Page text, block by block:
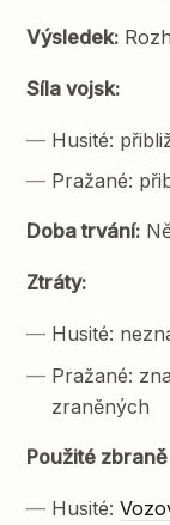
Výsledek:
Síla vojsk:
Husité:
Pražané:
Doba trvání:
Ztráty:
Husité:
Pražané:
zraněných
Použité
Husité: